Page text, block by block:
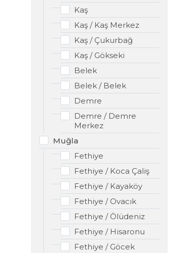
Kaş
Kaş / Kaş Merkez
Kaş / Çukurbağ
Kaş / Gökseki
Belek
Belek / Belek
Demre
Demre / Demre
Merkez
Muğla
Fethiye
Fethiye / Koca Çaliş
Fethiye / Kayaköy
Fethiye / Ovacık
Fethiye / Ölüdeniz
Fethiye / Hisaronu
Fethiye / Göcek